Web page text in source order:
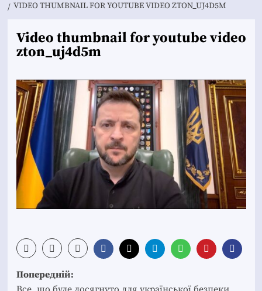
VIDEO THUMBNAIL FOR YOUTUBE VIDEO ZTON_UJ4D5M
Video thumbnail for youtube video
zton_uj4d5m
Post
Попередній: